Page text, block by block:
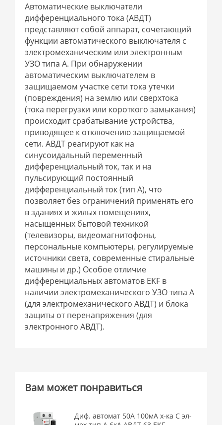
Автоматические выключатели
дифференциального тока (АВДТ)
представляют собой аппарат, сочетающий
функции автоматического выключателя с
электромеханическим или электронным
УЗО типа А. При обнаружении
автоматическим выключателем в
защищаемом участке сети тока утечки
(повреждения) на землю или сверхтока
(тока перегрузки или короткого замыкания)
происходит срабатывание устройства,
приводящее к отключению защищаемой
сети. АВДТ реагируют как на
синусоидальный переменный
дифференциальный ток, так и на
пульсирующий постоянный
дифференциальный ток (тип А), что
позволяет без ограничений применять его
в зданиях и жилых помещениях,
насыщенных бытовой техникой
(телевизоры, видеомагнитофоны,
персональные компьютеры, регулируемые
источники света, современные стиральные
машины и др.) Особое отличие
дифференциальных автоматов EKF в
наличии электромеханического УЗО типа А
(для электромеханического АВДТ) и блока
защиты от перенапряжения (для
электронного АВДТ).
Вам может понравиться
Диф. автомат 50А 100мА х-ка C эл-